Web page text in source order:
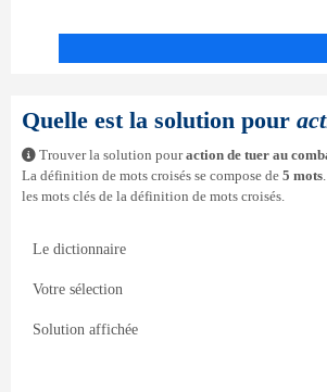
Quelle est la solution pour
Trouver la solution pouraction de tuer au
La définition de mots croisés se compose de 5 mots
les mots clés de la définition de mots croisés.
Le dictionnaire
Votre sélection
Solution affichée